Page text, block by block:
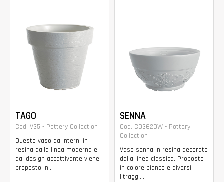
TAGO
Cod. V35 - Pottery Collection
Questo vaso da interni in
resina dalla linea moderna e
dal design accattivante viene
proposto in...
SENNA
Cod. CD3620W - Pottery
Collection
Vaso senna in resina decorato
dalla linea classica. Proposto
in colore bianco e diversi
litraggi...